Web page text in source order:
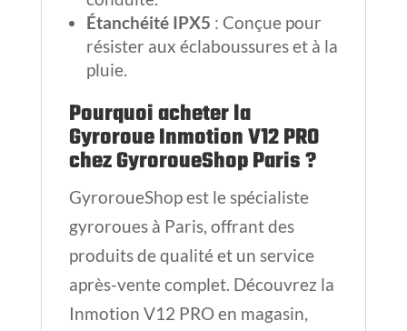
Étanchéité IPX5 : Conçue pour
résister aux éclaboussures et à la
pluie.
Pourquoi acheter la
Gyroroue Inmotion V12 PRO
chez GyroroueShop Paris ?
GyroroueShop est le spécialiste
gyroroues à Paris, offrant des
produits de qualité et un service
après-vente complet. Découvrez la
Inmotion V12 PRO en magasin,